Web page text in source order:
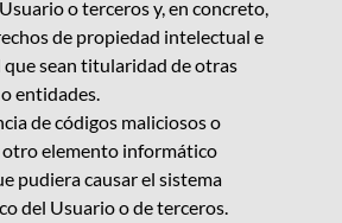
o terceros y, en concreto,
de propiedad intelectual e
sean titularidad de otras
entidades.
de códigos maliciosos o
elemento informático
pudiera causar el sistema
del Usuario o de terceros.